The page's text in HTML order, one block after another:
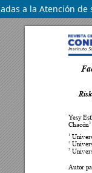
a la Atención